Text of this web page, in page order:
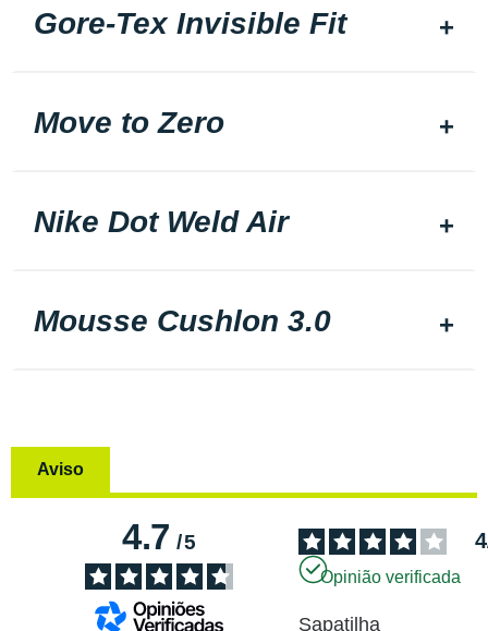
Gore-Tex Invisible Fit
Move to Zero
Nike Dot Weld Air
Mousse Cushlon 3.0
Aviso
4.7/5 4
Opinião verificada
Sapatilha